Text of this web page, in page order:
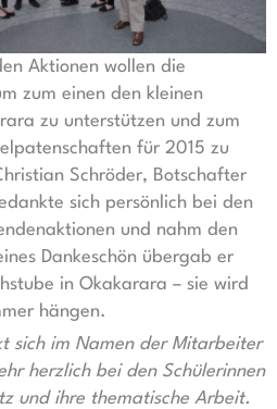
Aktionen wollen die
zum einen den kleinen
zu unterstützen und zum
für 2015 zu
Schröder, Botschafter
sich persönlich bei den
und nahm den
Dankeschön übergab er
in Okakarara – sie wird
hängen.
sich im Namen der Mitarbeiter
herzlich bei den Schülerinnen
und ihre thematische Arbeit.